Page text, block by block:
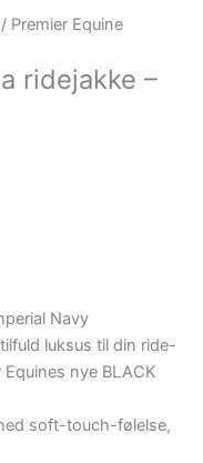
/ Premier Equine
ridejakke –
Navy
luksus til din ride-
nye BLACK
soft-touch-følelse,